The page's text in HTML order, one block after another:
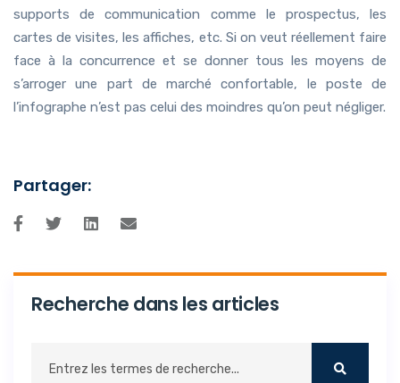
supports de communication comme le prospectus, les
cartes de visites, les affiches, etc. Si on veut réellement faire
face à la concurrence et se donner tous les moyens de
s’arroger une part de marché confortable, le poste de
l’infographe n’est pas celui des moindres qu’on peut négliger.
Partager:
Recherche dans les articles